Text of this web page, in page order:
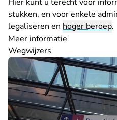
stukken, en voor enkele
legaliseren en hoger beroep.
Meer informatie
Wegwijzers